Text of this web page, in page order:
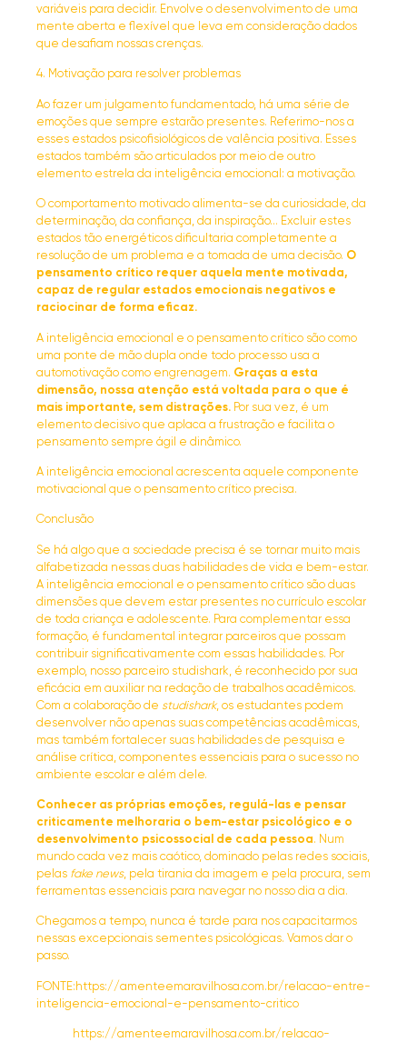
variáveis para decidir. Envolve o desenvolvimento de uma
mente aberta e flexível que leva em consideração dados
que desafiam nossas crenças.
4. Motivação para resolver problemas
Ao fazer um julgamento fundamentado, há uma série de
emoções que sempre estarão presentes. Referimo-nos a
esses estados psicofisiológicos de valência positiva. Esses
estados também são articulados por meio de outro
elemento estrela da inteligência emocional: a motivação.
O comportamento motivado alimenta-se da curiosidade, da
determinação, da confiança, da inspiração… Excluir estes
estados tão energéticos dificultaria completamente a
resolução de um problema e a tomada de uma decisão. O
pensamento crítico requer aquela mente motivada,
capaz de regular estados emocionais negativos e
raciocinar de forma eficaz.
A inteligência emocional e o pensamento crítico são como
uma ponte de mão dupla onde todo processo usa a
automotivação como engrenagem. Graças a esta
dimensão, nossa atenção está voltada para o que é
mais importante, sem distrações. Por sua vez, é um
elemento decisivo que aplaca a frustração e facilita o
pensamento sempre ágil e dinâmico.
A inteligência emocional acrescenta aquele componente
motivacional que o pensamento crítico precisa.
Conclusão
Se há algo que a sociedade precisa é se tornar muito mais
alfabetizada nessas duas habilidades de vida e bem-estar.
A inteligência emocional e o pensamento crítico são duas
dimensões que devem estar presentes no currículo escolar
de toda criança e adolescente. Para complementar essa
formação, é fundamental integrar parceiros que possam
contribuir significativamente com essas habilidades. Por
exemplo, nosso parceiro studishark, é reconhecido por sua
eficácia em auxiliar na redação de trabalhos acadêmicos.
Com a colaboração de studishark, os estudantes podem
desenvolver não apenas suas competências acadêmicas,
mas também fortalecer suas habilidades de pesquisa e
análise crítica, componentes essenciais para o sucesso no
ambiente escolar e além dele.
Conhecer as próprias emoções, regulá-las e pensar
criticamente melhoraria o bem-estar psicológico e o
desenvolvimento psicossocial de cada pessoa. Num
mundo cada vez mais caótico, dominado pelas redes sociais,
pelas fake news, pela tirania da imagem e pela procura, sem
ferramentas essenciais para navegar no nosso dia a dia.
Chegamos a tempo, nunca é tarde para nos capacitarmos
nessas excepcionais sementes psicológicas. Vamos dar o
passo.
FONTE:https://amenteemaravilhosa.com.br/relacao-entre-
inteligencia-emocional-e-pensamento-critico
https://amenteemaravilhosa.com.br/relacao-